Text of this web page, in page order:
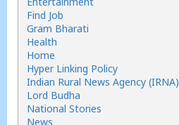
Find Job
Gram Bharati
Health
Home
Hyper Linking Policy
Indian Rural News Agency (IRNA)
Lord Budha
National Stories
News